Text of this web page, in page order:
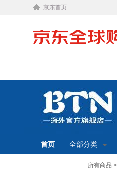
京东首页
首页 全部分类
所有商品 >